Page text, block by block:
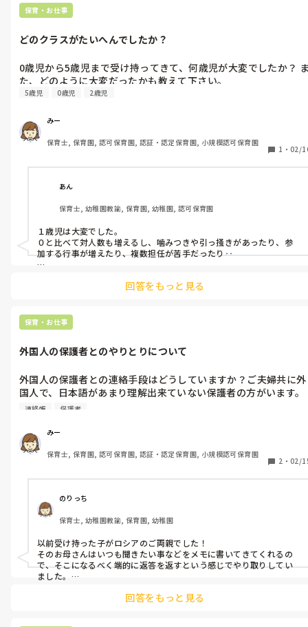
のはどうでしょうか。
相方の先生が自分の子どもをしっかり見てくれているというのがい
苦手意識で対応から遠ざかると、どんどんお互い難しくなっていく
専門的なことやアドバイスの前に、子どもの様子を気軽に話せる関
係性を築けると良いかと思います。
保育・お仕事
どのクラスがたいへんでしたか？
0歳児から5歳児まで受け持ってきて、何歳児が大変でしたか？
た、どのように大変だったかも教えて下さい。
5歳児 0歳児 2歳児
みー
保育士, 保育園, 認可保育園, 認証・認定保育園, 小規模認可保育園
1 ・ 02/
あん
保育士, 幼稚園教諭, 保育園, 幼稚園, 認可保育園
１歳児は大変でした。
０と比べて対人数も増えるし、噛みつきや引っ掻きがあったり、参
加する行事が増えたり、複数担任が苦手だったり‥
歳児は１度ずつしか経験がありません。
回答をもっと見る
保育・お仕事
外国人の保護者とのやりとりについて
外国人の保護者との連絡手段はどうしていますか？ご夫婦共に外
国人で、日本語があまり理解出来ていない保護者の方がいます。
翻訳機や拙い会話でやりとりしているのですが、みなさんの園で
連絡帳 保護者
みー
保育士, 保育園, 認可保育園, 認証・認定保育園, 小規模認可保育園
2 ・ 02/
のりっち
保育士, 幼稚園教諭, 保育園, 幼稚園
以前受け持った子がロシアのご両親でした！
そのお母さんはいつも聞きたい事などをメモに書いてきてくれるの
で、そこになるべく端的に返答を返すという感じでやり取りしてい
ました。
回答をもっと見る